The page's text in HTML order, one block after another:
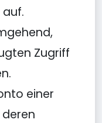
Zugriff
einer